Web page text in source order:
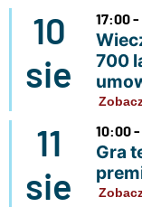
10
sie
17:00
700
11
sie
10:00
Gra